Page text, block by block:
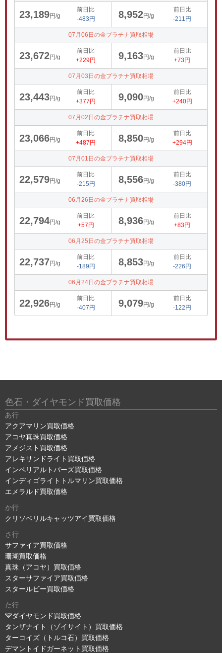
23,189円/g
前日比
-483円
8,952円/g
前日比
-211円
07月06日の金プラチナ買取相場
23,672円/g
前日比
+229円
9,163円/g
前日比
+73円
07月03日の金プラチナ買取相場
23,443円/g
前日比
+377円
9,090円/g
前日比
+240円
07月02日の金プラチナ買取相場
23,066円/g
前日比
+487円
8,850円/g
前日比
+294円
07月01日の金プラチナ買取相場
22,579円/g
前日比
-215円
8,556円/g
前日比
-380円
06月26日の金プラチナ買取相場
22,794円/g
前日比
+57円
8,936円/g
前日比
+83円
06月25日の金プラチナ買取相場
22,737円/g
前日比
-189円
8,853円/g
前日比
-226円
06月24日の金プラチナ買取相場
22,926円/g
前日比
-407円
9,079円/g
前日比
-122円
色石・ダイヤモンド買取価格
あ行
アクアマリン買取価格
アコヤ真珠買取価格
アメジスト買取価格
アレキサンドライト買取価格
インペリアルトパーズ買取価格
インディゴライトトルマリン買取価格
エメラルド買取価格
か行
クリソベリルキャッツアイ買取価格
さ行
サファイア買取価格
珊瑚買取価格
真珠（アコヤ）買取価格
スターサファイア買取価格
スタールビー買取価格
た行
ダイヤモンド買取価格
タンザナイト（ゾイサイト）買取価格
ターコイズ（トルコ石）買取価格
デマントイドガーネット買取価格